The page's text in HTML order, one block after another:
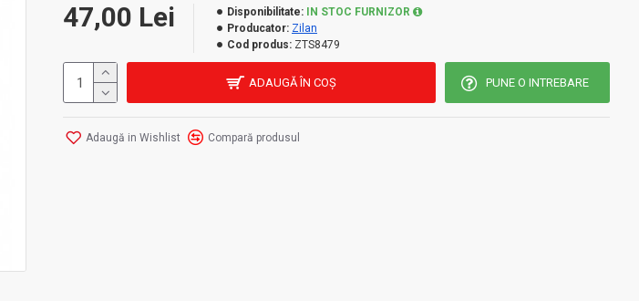
47,00 Lei Disponibilitate:
IN STOC FURNIZOR
Producator: Zilan
Cod produs: ZTS8479
ADAUGĂ ÎN COŞ PUNE O INTREBARE
Adaugă in Wishlist Compară produsul